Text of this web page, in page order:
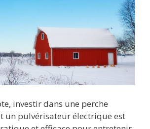
investir dans une perche
un pulvérisateur électrique est